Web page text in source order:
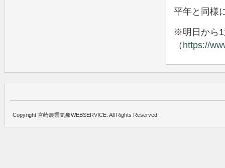
平年と同様
※明日から1
（ https://
Copyright 宮崎農業気象WEBSERVICE. All Rights Reserved.